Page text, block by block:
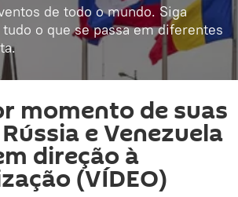
de todo o mundo. Siga
o que se passa em diferentes
momento de suas
e Venezuela
direção à
(VÍDEO)